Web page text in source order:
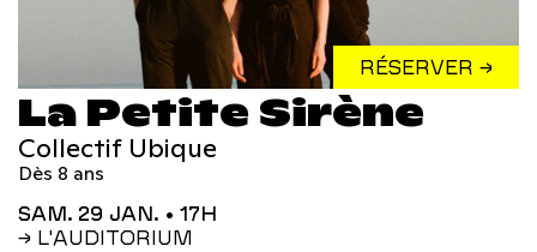
RÉSERVER →
La Petite Sirène
Collectif Ubique
Dès 8 ans
SAM. 29 JAN. • 17H
→ L'AUDITORIUM